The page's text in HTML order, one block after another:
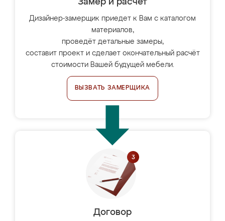
Замер и расчет
Дизайнер-замерщик приедет к Вам с каталогом
материалов,
проведёт детальные замеры,
составит проект и сделает окончательный расчёт
стоимости Вашей будущей мебели.
ВЫЗВАТЬ ЗАМЕРЩИКА
Договор